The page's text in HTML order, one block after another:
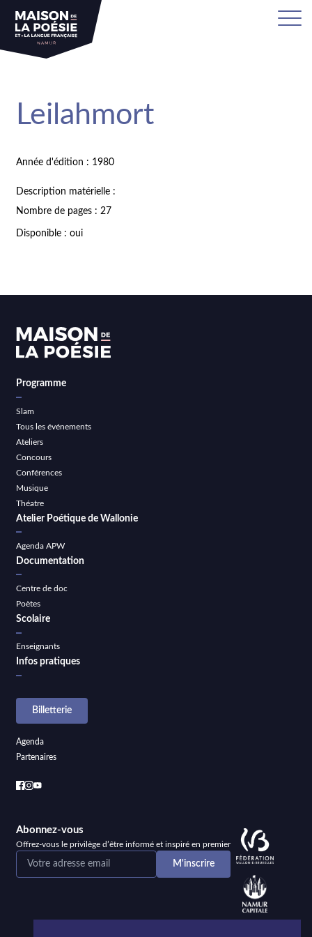
Leilahmort
Année d'édition : 1980
Description matérielle :
Nombre de pages : 27
Disponible : oui
Programme
Slam
Tous les événements
Ateliers
Concours
Conférences
Musique
Théatre
Atelier Poétique de Wallonie
Agenda APW
Documentation
Centre de doc
Poètes
Scolaire
Enseignants
Infos pratiques
Billetterie
Agenda
Partenaires
Abonnez-vous
Offrez-vous le privilège d’être informé et inspiré en premier